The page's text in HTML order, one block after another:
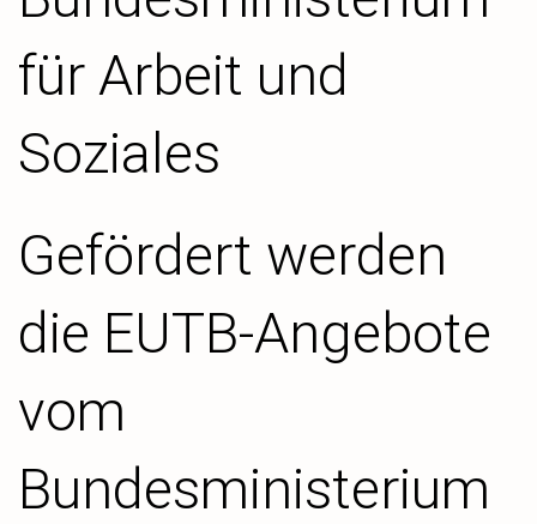
Gefördert werden
die EUTB-Angebote
vom
Bundesministerium